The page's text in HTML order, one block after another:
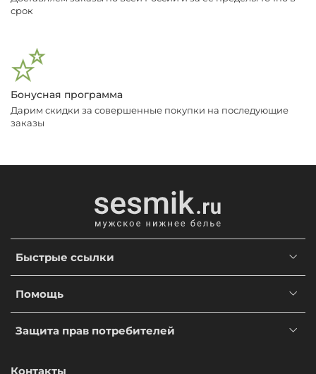
срок
Бонусная программа
Дарим скидки за совершенные покупки на последующие
заказы
Быстрые ссылки
Помощь
Защита прав потребителей
Контакты